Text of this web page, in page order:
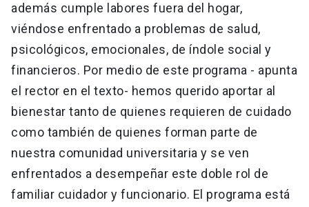
además cumple labores fuera del hogar,
viéndose enfrentado a problemas de salud,
psicológicos, emocionales, de índole social y
financieros. Por medio de este programa - apunta
el rector en el texto- hemos querido aportar al
bienestar tanto de quienes requieren de cuidado
como también de quienes forman parte de
nuestra comunidad universitaria y se ven
enfrentados a desempeñar este doble rol de
familiar cuidador y funcionario. El programa está